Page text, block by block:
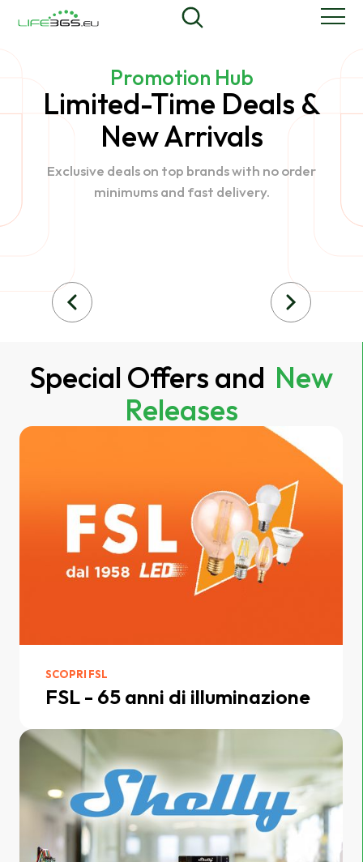
Promotion Hub
Limited-Time Deals &
New Arrivals
Exclusive deals on top brands with no order
minimums and fast delivery.
Special Offers and New
Releases
SCOPRI FSL
FSL - 65 anni di illuminazione